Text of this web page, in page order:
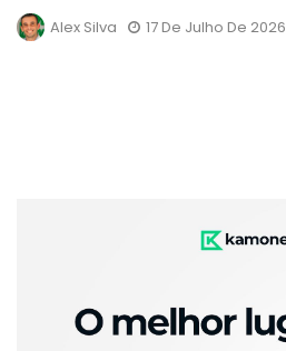
Alex Silva 17 De Julho De 2026